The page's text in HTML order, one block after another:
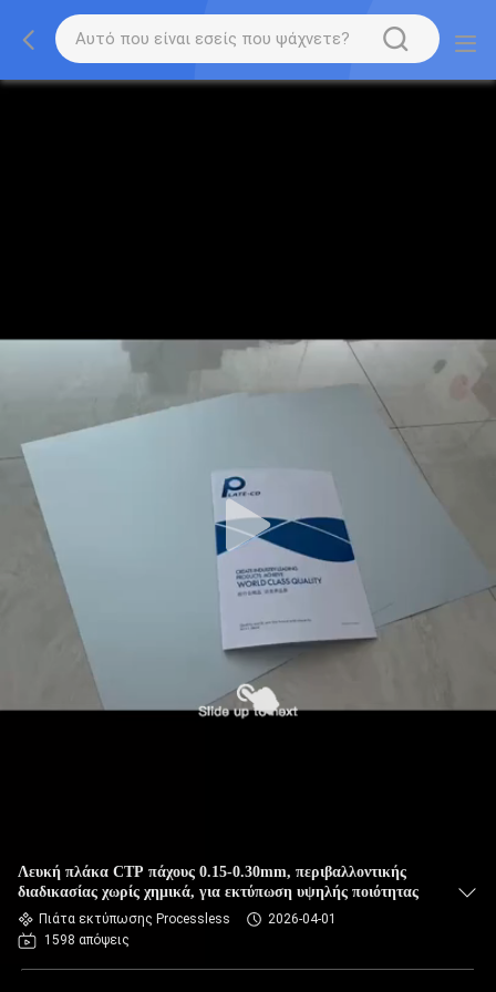
Λευκή πλάκα CTP πάχους 0.15-0.30mm, περιβαλλοντικής
διαδικασίας χωρίς χημικά, για εκτύπωση υψηλής ποιότητας
Πιάτα εκτύπωσης Processless
2026-04-01
1598 απόψεις